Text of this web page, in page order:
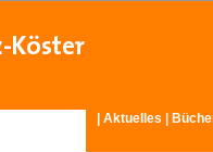
Aktuelles